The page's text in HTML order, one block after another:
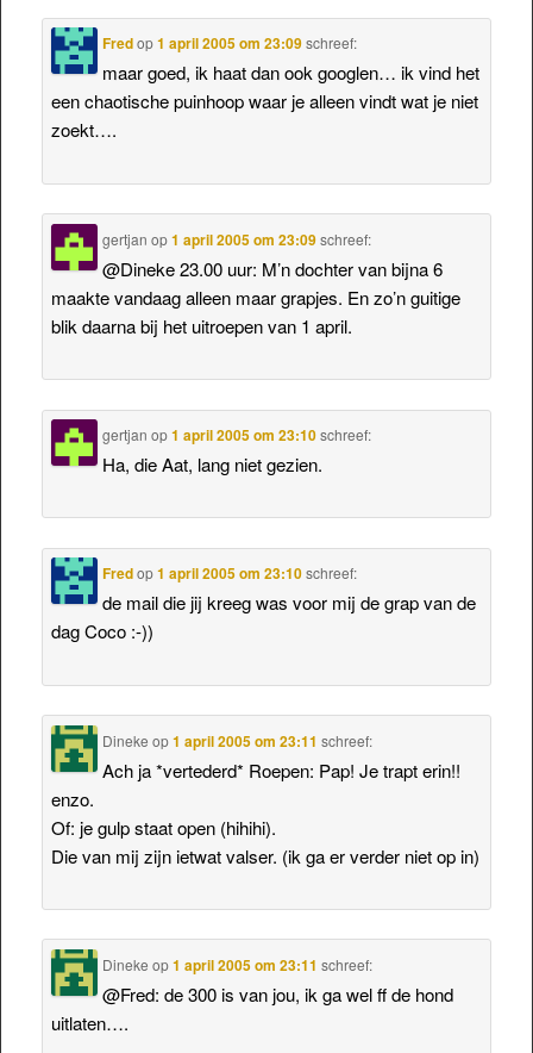
Fredop1 april 2005 om 23:09 schreef:
maar goed, ik haat dan ook googlen… ik vind het
een chaotische puinhoop waar je alleen vindt wat je niet
zoekt….
gertjan op1 april 2005 om 23:09 schreef:
@Dineke 23.00 uur: M’n dochter van bijna 6
maakte vandaag alleen maar grapjes. En zo’n guitige
blik daarna bij het uitroepen van 1 april.
gertjan op1 april 2005 om 23:10 schreef:
Ha, die Aat, lang niet gezien.
Fredop1 april 2005 om 23:10 schreef:
de mail die jij kreeg was voor mij de grap van de
dag Coco :-))
Dineke op1 april 2005 om 23:11 schreef:
Ach ja *vertederd* Roepen: Pap! Je trapt erin!!
enzo.
Of: je gulp staat open (hihihi).
Die van mij zijn ietwat valser. (ik ga er verder niet op in)
Dineke op1 april 2005 om 23:11 schreef:
@Fred: de 300 is van jou, ik ga wel ff de hond
uitlaten….